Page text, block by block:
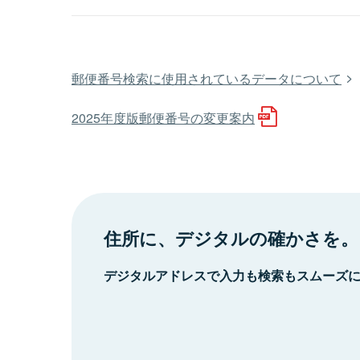
郵便番号検索に使用されているデータについて
2025年度版郵便番号の変更案内
住所に、デジタルの確かさを。
デジタルアドレスで入力も検索もスムーズ